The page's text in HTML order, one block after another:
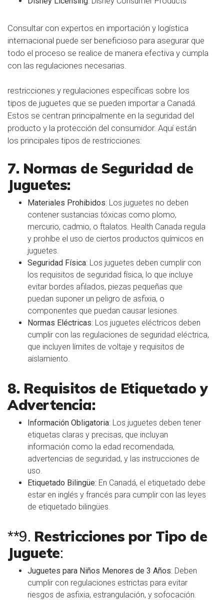
Consultar con expertos en importación y logística
internacional puede ser beneficioso para asegurar que
todo el proceso se realice de manera efectiva y cumpla
con las regulaciones necesarias.
restricciones y regulaciones específicas sobre los
tipos de juguetes que se pueden importar a Canadá.
Estos se centran principalmente en la seguridad del
producto y la protección del consumidor. Aquí están
los principales tipos de restricciones:
7. Normas de Seguridad de
Juguetes:
Materiales Prohibidos: Los juguetes no deben
contener sustancias tóxicas como plomo,
mercurio, cadmio, o ftalatos. Health Canada regula
y prohíbe el uso de ciertos productos químicos en
juguetes.
Seguridad Física: Los juguetes deben cumplir con
los requisitos de seguridad física, lo que incluye
evitar bordes afilados, piezas pequeñas que
puedan suponer un peligro de asfixia, o
componentes que puedan causar lesiones.
Normas Eléctricas: Los juguetes eléctricos deben
cumplir con las regulaciones de seguridad eléctrica,
que incluyen límites de voltaje y requisitos de
aislamiento.
8. Requisitos de Etiquetado y
Advertencia:
Información Obligatoria: Los juguetes deben tener
etiquetas claras y precisas, que incluyan
información como la edad recomendada,
advertencias de seguridad, y las instrucciones de
uso.
Etiquetado Bilingüe: En Canadá, el etiquetado debe
estar en inglés y francés para cumplir con las leyes
de etiquetado bilingües.
**9. Restricciones por Tipo de
Juguete:
Juguetes para Niños Menores de 3 Años: Deben
cumplir con regulaciones estrictas para evitar
riesgos de asfixia, estrangulación, y sofocación.